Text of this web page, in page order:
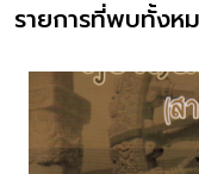
รายการที่พบทั้งห